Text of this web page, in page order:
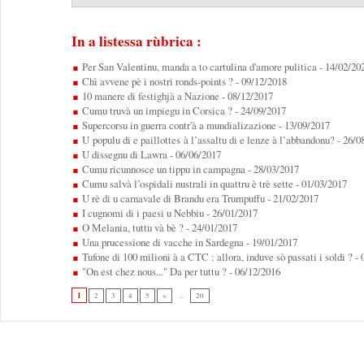
In a listessa rùbrica :
Per San Valentinu, manda a to cartulina d'amore pulitica- 14/02/
Chì avvene pè i nostri ronds-points ?- 09/12/2018
10 manere di festighjà a Nazione - 08/12/2017
Cumu truvà un impiegu in Corsica ?- 24/09/2017
Supercorsu in guerra contr'à a mundializazione - 13/09/2017
U populu di e paillottes à l’assaltu di e lenze à l’abbandonu?- 26/
U dissegnu di Lawra- 06/06/2017
Cumu ricunnosce un tippu in campagna- 28/03/2017
Cumu salvà l’ospidali nustrali in quattru è trè sette - 01/03/2017
U rè di u carnavale di Brandu era Trumpuffu- 21/02/2017
I cugnomi di i paesi u Nebbiu- 26/01/2017
O Melania, tuttu và bè ?- 24/01/2017
Una prucessione di vacche in Sardegna- 19/01/2017
Tufone di 100 milioni à a CTC : allora, induve sò passati i soldi ?-
"On est chez nous..." Da per tuttu ?- 06/12/2016
1 2 3 4 5 » ... 20